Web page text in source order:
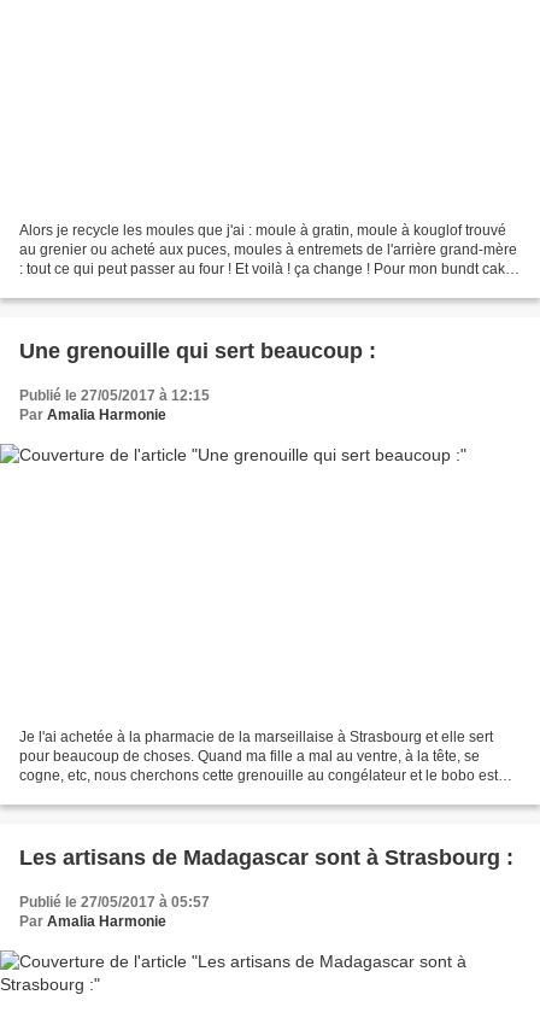
Alors je recycle les moules que j'ai : moule à gratin, moule à kouglof trouvé
au grenier ou acheté aux puces, moules à entremets de l'arrière grand-mère
: tout ce qui peut passer au four ! Et voilà ! ça change ! Pour mon bundt cake,
Une grenouille qui sert beaucoup :
Publié le 27/05/2017 à 12:15
Par Amalia Harmonie
Je l'ai achetée à la pharmacie de la marseillaise à Strasbourg et elle sert
pour beaucoup de choses. Quand ma fille a mal au ventre, à la tête, se
cogne, etc, nous cherchons cette grenouille au congélateur et le bobo est
Les artisans de Madagascar sont à Strasbourg :
Publié le 27/05/2017 à 05:57
Par Amalia Harmonie